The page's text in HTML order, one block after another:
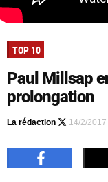
TOP 10
Paul Millsap
prolongation
La rédaction 14/2/